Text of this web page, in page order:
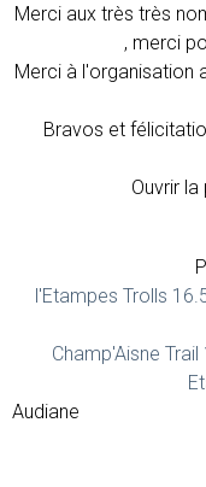
Merci aux très très
, merci
Merci à l'organisation
Bravos et
Ouvrir
l'Etampes Trolls
Champ'Aisne
Audiane